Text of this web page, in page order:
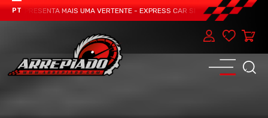
PT
APRESENTA MAIS UMA VERTENTE - EXPRESS CAR SERVICE, MANUTENÇÃO